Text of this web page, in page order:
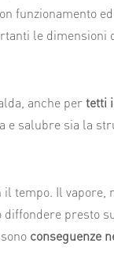
funzionamento
le dimensioni
anche pertetti
e salubre sia la
tempo. Il vapore,
diffondere presto
conseguenze